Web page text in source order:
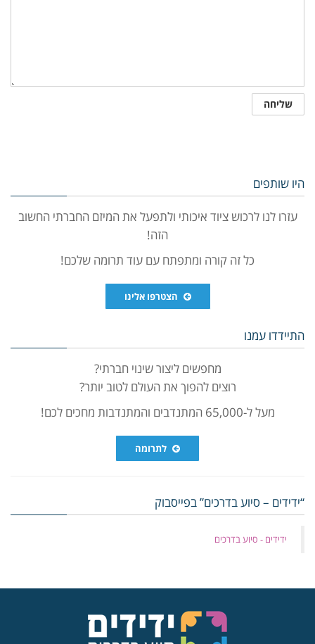
היו שותפים
עזרו לנו לרכוש ציוד איכותי ולתפעל את המיזם החברתי החשוב
הזה!
כל זה קורה ומתפתח עם עוד תרומה שלכם!
הצטרפו אלינו
התיידדו עמנו
מחפשים ליצור שינוי חברתי?
רוצים להפוך את העולם לטוב יותר?
מעל ל-65,000 המתנדבים והמתנדבות מחכים לכם!
לתרומה
“ידידים – סיוע בדרכים” בפייסבוק
‏ידידים - סיוע בדרכים